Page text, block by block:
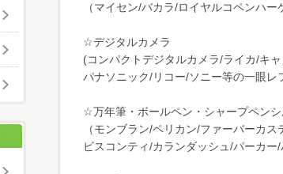
（マイセン/バカラ/ロイヤルコペンハ
☆デジタルカメラ
(コンパクトデジタルカメラ/ライカ/キ
パナソニック/リコー/ソニー等の一眼レ
☆万年筆・ボールペン・シャープペンシ
（モンブラン/ペリカン/ファーバーカ
ビスコンティ/カランダッシュ/パーカー/